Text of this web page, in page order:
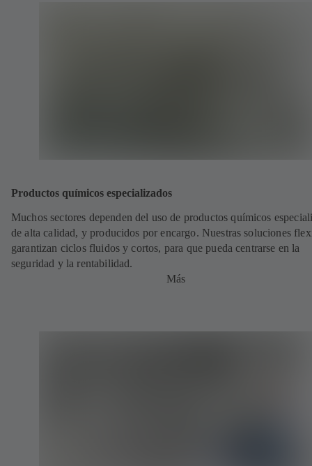
Productos químicos especializados
Muchos sectores dependen del uso de productos químicos
de alta calidad, y producidos por encargo. Nuestras soluciones
garantizan ciclos fluidos y cortos, para que pueda centrarse en la
seguridad y la rentabilidad.
Más